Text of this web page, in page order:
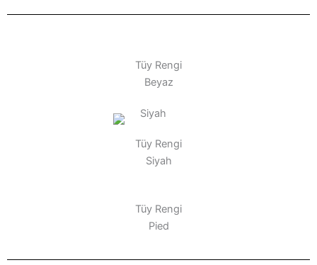
Tüy Rengi
Beyaz
Tüy Rengi
Siyah
Tüy Rengi
Pied